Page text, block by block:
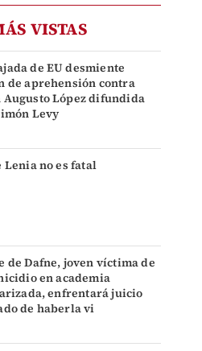
VISTAS
de EU desmiente
de aprehensión contra
Augusto López difundida
Levy
Lenia no es fatal
de Dafne, joven víctima de
en academia
enfrentará juicio
de haberla vi